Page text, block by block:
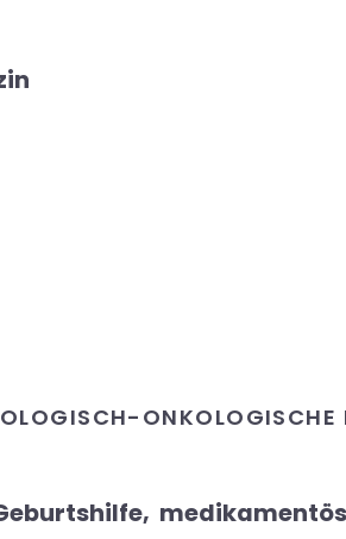
ONKOLOGISCHE